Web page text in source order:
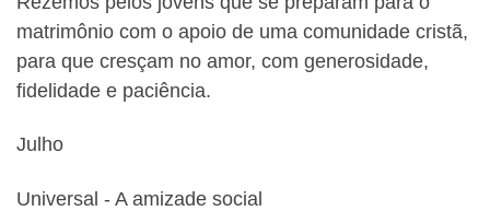
matrimônio com o apoio de uma comunidade cristã,
para que cresçam no amor, com generosidade,
fidelidade e paciência.
Julho
Universal ‐ A amizade social